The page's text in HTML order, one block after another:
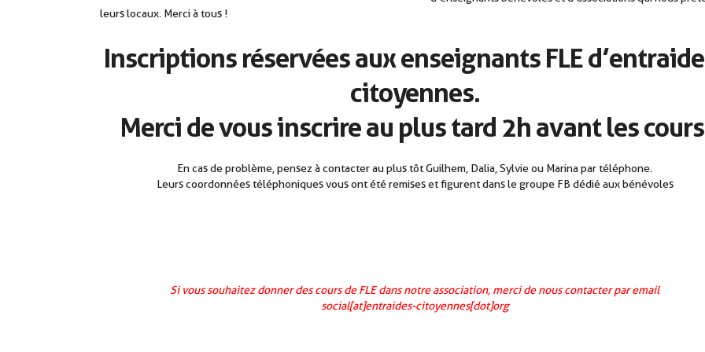
leurs locaux. Merci à tous !
Inscriptions réservées aux enseignants FLE
citoyennes.
Merci de vous inscrire au plus tard 2h avant les
En cas de problème, pensez à contacter au plus tôt Guilhem, Dalia, Sylvie ou Marina par téléphone.
Leurs coordonnées téléphoniques vous ont été remises et figurent dans le groupe FB dédié aux bénévoles
Si vous souhaitez donner des cours de FLE dans notre association, merci de nous contacter par email
social[at]entraides-citoyennes[dot]org